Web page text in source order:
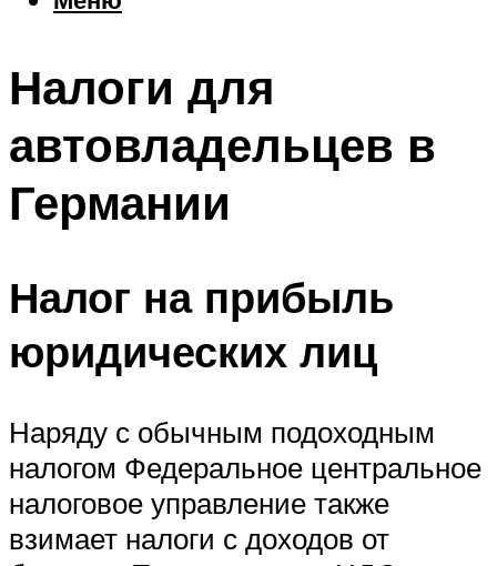
Шоппинг
Что посетить
Меню
Налоги для
автовладельцев в
Германии
Налог на прибыль
юридических лиц
Наряду с обычным подоходным
налогом Федеральное центральное
налоговое управление также
взимает налоги с доходов от